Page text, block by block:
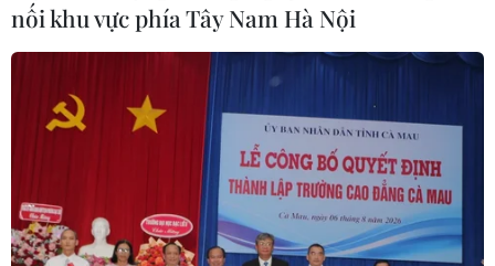
nối khu vực phía Tây Nam Hà Nội